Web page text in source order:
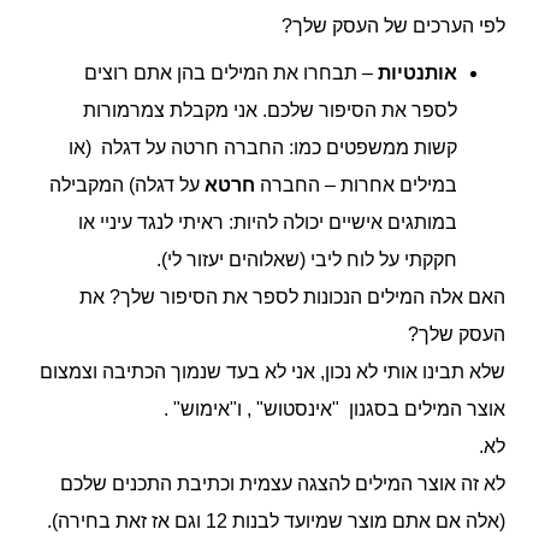
לפי הערכים של העסק שלך?
אותנטיות – תבחרו את המילים בהן אתם רוצים
לספר את הסיפור שלכם. אני מקבלת צמרמורות
קשות ממשפטים כמו: החברה חרטה על דגלה (או
במילים אחרות – החברה חרטאעל דגלה) המקבילה
במותגים אישיים יכולה להיות: ראיתי לנגד עיניי או
חקקתי על לוח ליבי (שאלוהים יעזור לי).
האם אלה המילים הנכונות לספר את הסיפור שלך? את
העסק שלך?
שלא תבינו אותי לא נכון, אני לא בעד שנמוך הכתיבה וצמצום
אוצר המילים בסגנון "אינסטוש" , ו"אימוש" .
לא.
לא זה אוצר המילים להצגה עצמית וכתיבת התכנים שלכם
(אלה אם אתם מוצר שמיועד לבנות 12 וגם אז זאת בחירה).